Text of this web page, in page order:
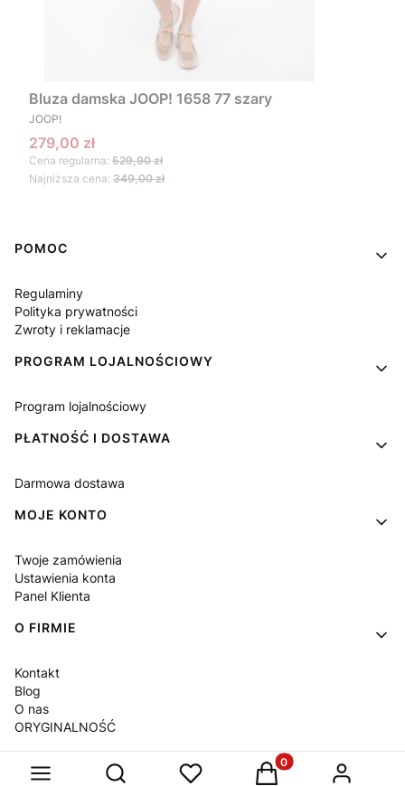
Otwórz wyszukiwarkę Produkty w koszyku:
Bluza damska JOOP! 1658 77 szary
PRODUCENT
JOOP!
Cena promocyjna
279,00 zł
Cena regularna: 529,90 zł
Najniższa cena: 349,00 zł
Linki w stopce
POMOC
Regulaminy
Polityka prywatności
Zwroty i reklamacje
PROGRAM LOJALNOŚCIOWY
Program lojalnościowy
PŁATNOŚĆ I DOSTAWA
Darmowa dostawa
MOJE KONTO
Twoje zamówienia
Ustawienia konta
Panel Klienta
O FIRMIE
Kontakt
Blog
O nas
ORYGINALNOŚĆ
Sklep internetowy Shoper Premium